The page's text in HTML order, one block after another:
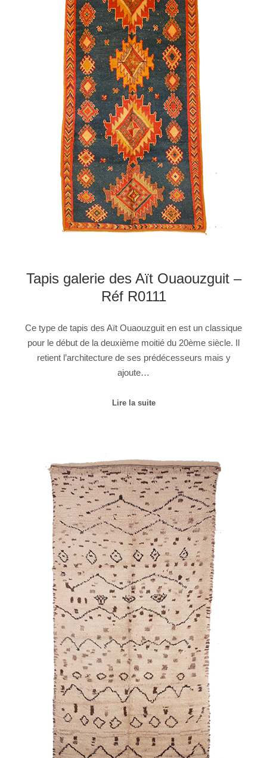
Tapis galerie des Aït Ouaouzguit –
Réf R0111
Ce type de tapis des Aït Ouaouzguit en est un classique
pour le début de la deuxième moitié du 20ème siècle. Il
retient l’architecture de ses prédécesseurs mais y
ajoute…
Lire la suite